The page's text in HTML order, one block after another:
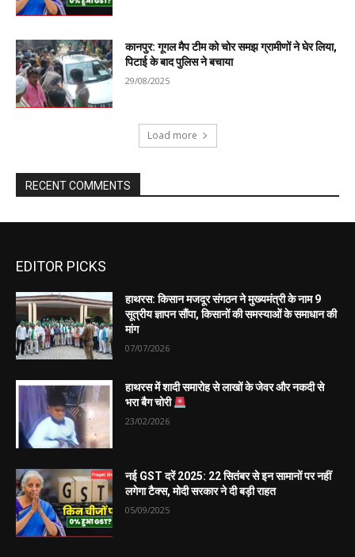
EDITOR PICKS
हाथरस: किसान मजदूर संगठन ने मुख्यमंत्री के नाम 9
सूत्रीय ज्ञापन सौंपा, किसानों की समस्याओं के समाधान की
मांग
07/07/2026
हाथरस में शादी समारोह से लाखों के जेवर और नकदी से
भरा बैग चोरी
23/02/2026
नई GST दरें 2025: 22 सितंबर से इन सामानों पर नहीं
लगेगा टैक्स, मोदी सरकार ने दी बड़ी राहत
05/09/2025